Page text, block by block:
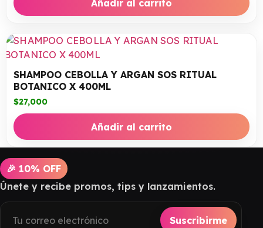
Añadir al carrito
SHAMPOO CEBOLLA Y ARGAN SOS RITUAL
BOTANICO X 400ML
$27,000
Añadir al carrito
🎉 10% OFF
Únete y recibe promos, tips y lanzamientos.
Suscribirme